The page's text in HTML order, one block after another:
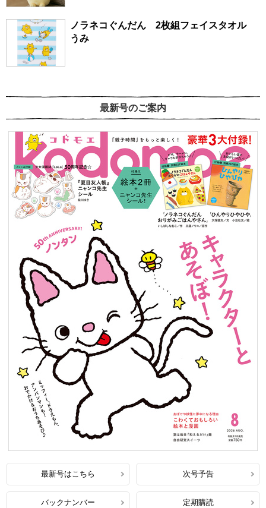
ノラネコぐんだん 2枚組フェイスタオル
うみ
最新号のご案内
最新号はこちら 次号予告
バックナンバー 定期購読